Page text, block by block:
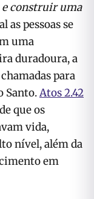
e construir uma
as pessoas se
uma
duradoura, a
para
Santo.Atos 2.42
que os
vida,
nível, além da
em